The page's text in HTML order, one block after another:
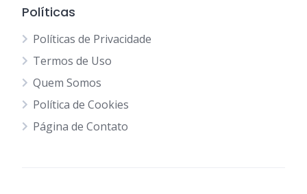
Políticas
Políticas de Privacidade
Termos de Uso
Quem Somos
Política de Cookies
Página de Contato